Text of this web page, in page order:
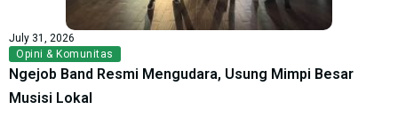
July 31, 2026
Opini & Komunitas
Ngejob Band Resmi Mengudara, Usung Mimpi Besar
Musisi Lokal